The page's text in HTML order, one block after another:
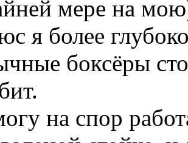
мере на
я более
боксёры
на спор